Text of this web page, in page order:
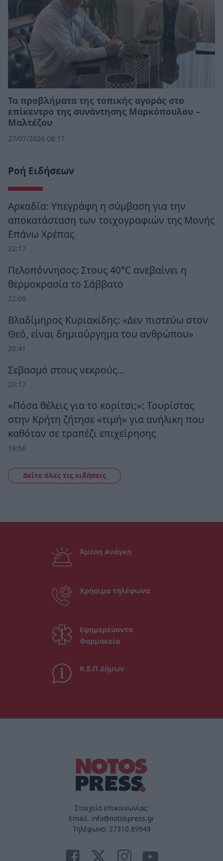
Τα προβλήματα της τοπικής αγοράς στο
επίκεντρο της συνάντησης Μαρκόπουλου –
Μαλτέζου
27/07/2026 08:17
Ροή Ειδήσεων
Αρκαδία: Υπεγράφη η σύμβαση για την
αποκατάσταση των τοιχογραφιών της Μονής
Επάνω Χρέπας
22:17
Πελοπόννησος: Στους 40°C ανεβαίνει η
θερμοκρασία το Σάββατο
22:06
Βλαδίμηρος Κυριακίδης: «Δεν πιστεύω στον
Θεό, είναι δημιούργημα του ανθρώπου»
20:41
Σεβασμό στους νεκρούς…
20:17
«Πόσα θέλεις για το κορίτσι;»: Τουρίστας
στην Κρήτη ζήτησε «τιμή» για ανήλικη που
καθόταν σε τραπέζι επιχείρησης
19:56
Δείτε όλες τις ειδήσεις
Άμεση Ανάγκη
Χρήσιμα τηλέφωνα
Εφημερεύοντα
Φαρμακεία
Κ.Ε.Π Δήμων
Στοιχεία επικοινωνίας:
Email. info@notospress.gr
Τηλέφωνο: 27310.89949